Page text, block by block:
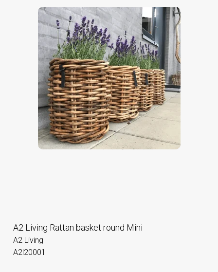
A2 Living Rattan basket round Mini
A2 Living
A2l20001